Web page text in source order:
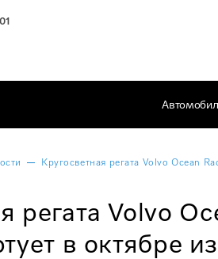
Кругосветная регата Volvo Ocean
регата Volvo
в октябре